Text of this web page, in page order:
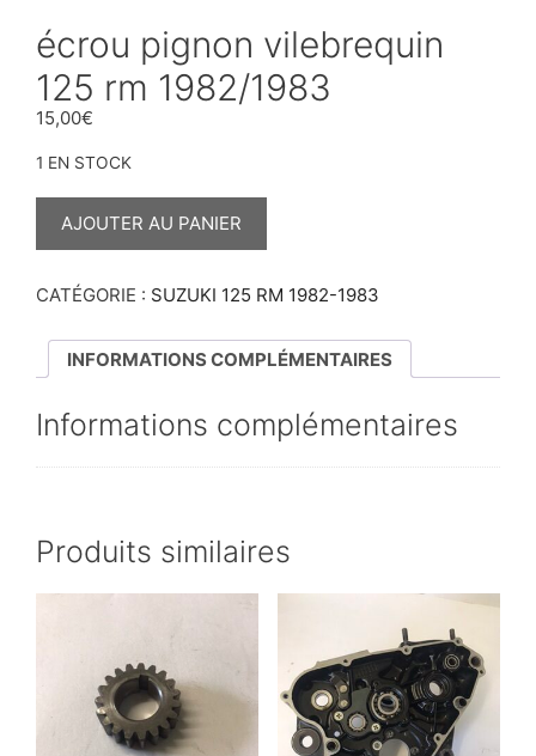
écrou pignon vilebrequin
125 rm 1982/1983
15,00€
1 EN STOCK
QUANTITÉ
125
AJOUTER AU PANIER
CATÉGORIE : SUZUKI 125 RM 1982-1983
INFORMATIONS COMPLÉMENTAIRES
Informations complémentaires
Produits similaires